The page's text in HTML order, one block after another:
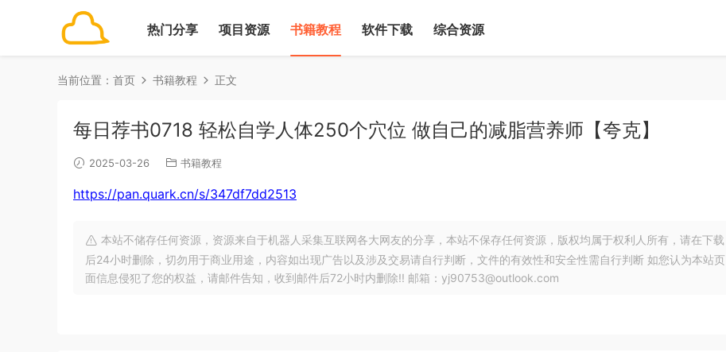
热门分享 项目资源 书籍教程 软件下载 综合资源
当前位置： 首页 书籍教程 正文
每日荐书0718 轻松自学人体250个穴位 做自己的减脂营养师【夸克】
2025-03-26 书籍教程
https://pan.quark.cn/s/347df7dd2513
本站不储存任何资源，资源来自于机器人采集互联网各大网友的分享，本站不保存任何资源，版权均属于权利人所有，请在下载
后24小时删除，切勿用于商业用途，内容如出现广告以及涉及交易请自行判断，文件的有效性和安全性需自行判断 如您认为本站页
面信息侵犯了您的权益，请邮件告知，收到邮件后72小时内删除!! 邮箱：yj90753@outlook.com